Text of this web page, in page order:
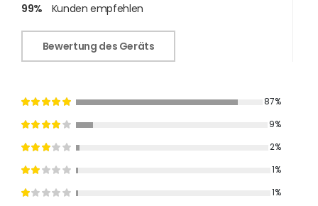
99% Kunden empfehlen
Bewertung des Geräts
87%
9%
2%
1%
1%